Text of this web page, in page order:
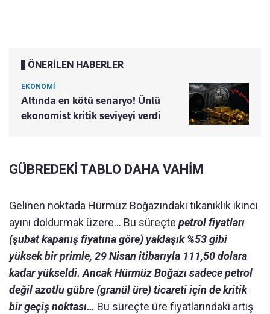
ÖNERİLEN HABERLER
EKONOMİ
Altında en kötü senaryo! Ünlü
ekonomist kritik seviyeyi verdi
GÜBREDEKİ TABLO DAHA VAHİM
Gelinen noktada Hürmüz Boğazındaki tıkanıklık ikinci
ayını doldurmak üzere… Bu süreçte petrol fiyatları
(şubat kapanış fiyatına göre) yaklaşık %53 gibi
yüksek bir primle, 29 Nisan itibarıyla 111,50 dolara
kadar yükseldi. Ancak Hürmüz Boğazı sadece petrol
değil azotlu gübre (granül üre) ticareti için de kritik
bir geçiş noktası… Bu süreçte üre fiyatlarındaki artış